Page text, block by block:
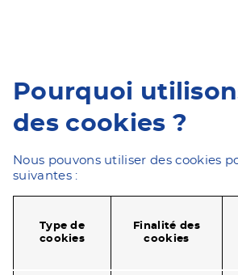
Pourquoi
des cookies ?
Nous pouvons utiliser des cookies
suivantes :
Type de
cookies
Finalité des
cookies